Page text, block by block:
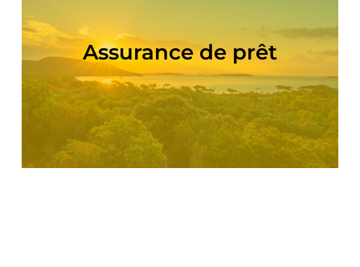
Assurance de prêt
pour votre achat immobilier? Découvrez les
assurances de prêt Ch'ti Corsica Patrimoniu
Lire la suite